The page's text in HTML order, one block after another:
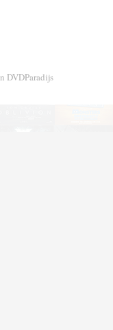
DVDParadijs